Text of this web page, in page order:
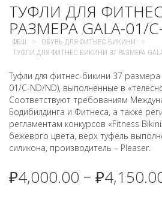
ТУФЛИ ДЛЯ
РАЗМЕРА GALA-01/
ФБШ > ОБУВЬ ДЛЯ ФИТНЕС БИКИНИ >
ТУФЛИ ДЛЯ ФИТНЕС БИКИНИ 37 РАЗМЕРА
Туфли для фитнес-бикини 37 размера
01/C-ND/ND), выполненные в
Соответствуют требованиям
Бодибилдинга и Фитнеса, а также
регламентам конкурсов «Fitness
бежевого цвета, верх туфель
силикона, производитель – Pleaser.
₽4,000.00 – ₽